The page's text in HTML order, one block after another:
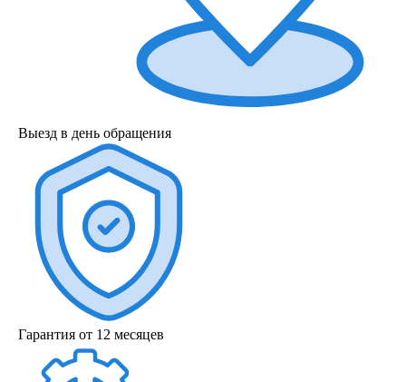
Выезд в день обращения
Гарантия от 12 месяцев